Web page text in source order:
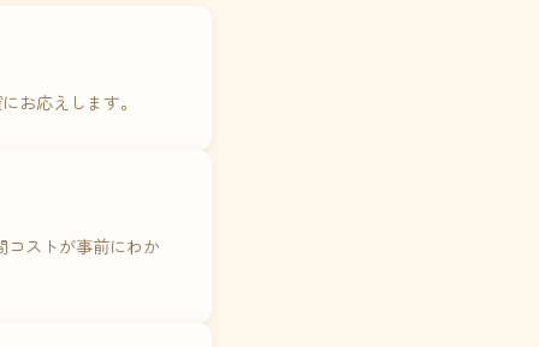
お応えします。
コストが事前にわか